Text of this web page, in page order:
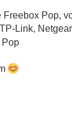
Pop,
Link,
Pop